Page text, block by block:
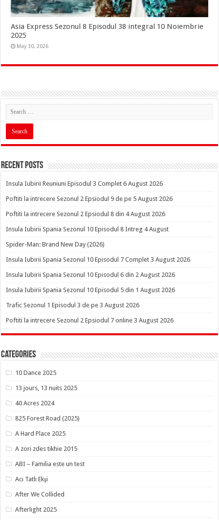
Asia Express Sezonul 8 Episodul 38 integral 10 Noiembrie
2025
May 30, 2026
Recent Posts
Insula Iubirii Reuniuni Episodul 3 Complet 6 August 2026
Poftiti la intrecere Sezonul 2 Epsiodul 9 de pe 5 August 2026
Poftiti la intrecere Sezonul 2 Epsiodul 8 din 4 August 2026
Insula Iubirii Spania Sezonul 10 Episodul 8 Intreg 4 August
Spider-Man: Brand New Day (2026)
Insula Iubirii Spania Sezonul 10 Episodul 7 Complet 3 August 2026
Insula Iubirii Spania Sezonul 10 Episodul 6 din 2 August 2026
Insula Iubirii Spania Sezonul 10 Episodul 5 din 1 August 2026
Trafic Sezonul 1 Episodul 3 de pe 3 August 2026
Poftiti la intrecere Sezonul 2 Epsiodul 7 online 3 August 2026
Categories
10 Dance 2025
13 jours, 13 nuits 2025
40 Acres 2024
825 Forest Road (2025)
A Hard Place 2025
A zori zdes tikhie 2015
ABI – Familia este un test
Acı Tatlı Ekşi
After We Collided
Afterlight 2025